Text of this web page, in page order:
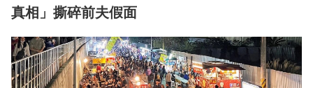
真相」撕碎前夫假面